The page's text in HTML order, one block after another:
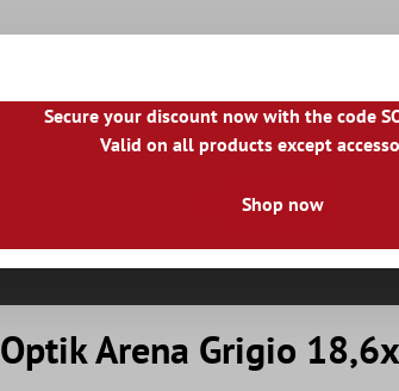
PL|PT| FI| GR|RO| NO|HU|BG|
Piastrelle Per Terrazze
Arena Grigio
Secure your discount now with the code
Valid on all products except
Shop now